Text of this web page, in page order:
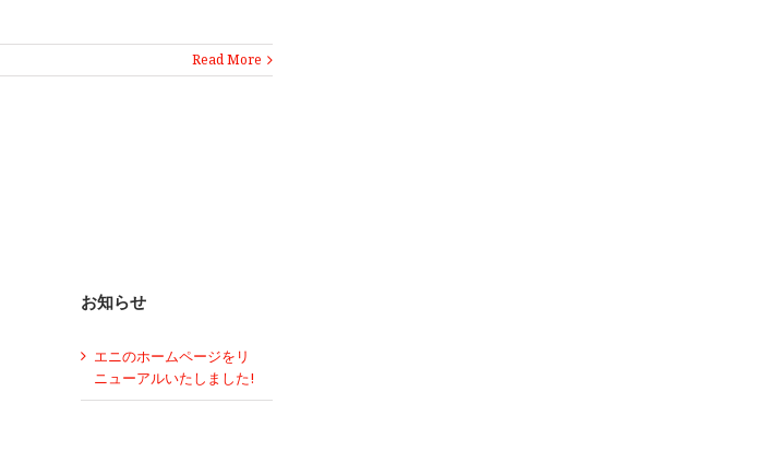
Read More
お知らせ
エニのホームページをリ
ニューアルいたしました!